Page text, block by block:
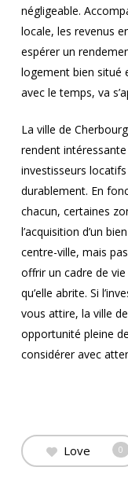
négligeable.
locale, les revenus
espérer un
logement bien situé
avec le temps, va
La ville de
rendent
investisseurs
durablement. En
chacun, certaines
l’acquisition d’un
centre-ville, mais
offrir un cadre de
qu’elle abrite. Si
vous attire, la ville
opportunité pleine
considérer avec
Love 0